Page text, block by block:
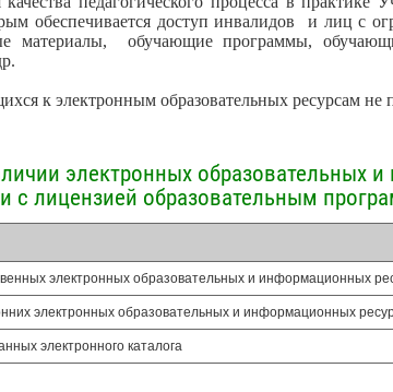
обеспечивается доступ инвалидов и лиц с
материалы, обучающие программы,
к электронным образовательных ресурсам не
электронных образовательных
с лицензией образовательным
электронных образовательных и информационных
электронных образовательных и информационных
электронного каталога